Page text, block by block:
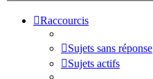
Raccourcis
Sujets sans réponse
Sujets actifs